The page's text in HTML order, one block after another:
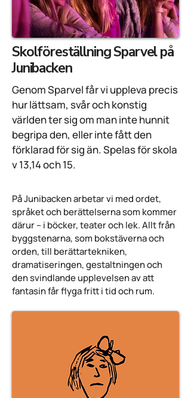
Skolföreställning Sparvel på
Junibacken
Genom Sparvel får vi uppleva precis
hur lättsam, svår och konstig
världen ter sig om man inte hunnit
begripa den, eller inte fått den
förklarad för sig än. Spelas för skola
v 13,14 och 15.
På Junibacken arbetar vi med ordet,
språket och berättelserna som kommer
därur – i böcker, teater och lek. Allt från
byggstenarna, som bokstäverna och
orden, till berättartekniken,
dramatiseringen, gestaltningen och
den svindlande upplevelsen av att
fantasin får flyga fritt i tid och rum.